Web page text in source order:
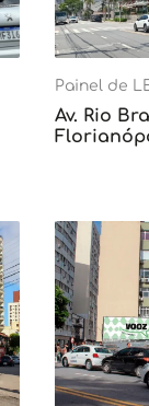
Painel de
Av. Rio